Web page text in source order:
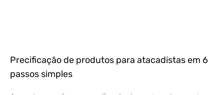
Precificação de produtos para atacadistas em 6
passos simples